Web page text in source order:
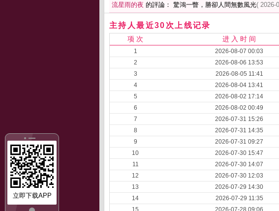
立即下载APP
流星雨的夜 的評論： 驚鴻一瞥，勝卻人間無數風光( 2026-
主持人最近30次上线记录
项 次 进 入 时 间
1 2026-08-07 00:03
2
2026-08-06 13:53
3
2026-08-05 11:41
4
2026-08-04 13:41
5
2026-08-02 17:14
6
2026-08-02 00:49
7
2026-07-31 15:26
8
2026-07-31 14:35
9
2026-07-31 09:27
10
2026-07-30 15:47
11
2026-07-30 14:07
12
2026-07-30 12:03
13
2026-07-29 14:30
14
2026-07-29 11:35
15
2026-07-28 09:06